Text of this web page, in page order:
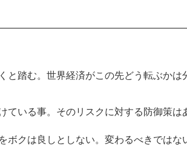
と踏む。世界経済がこの先どう転ぶか
ている事。そのリスクに対する防御策
ボクは良しとしない。変わるべきでは